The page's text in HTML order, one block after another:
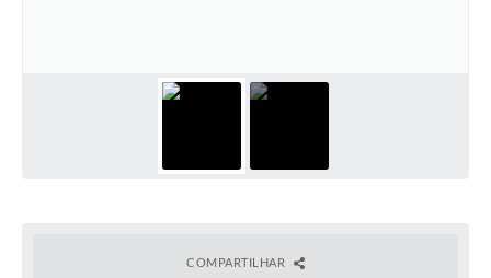
COMPARTILHAR